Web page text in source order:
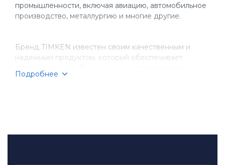
промышленности, включая авиацию, автомобильное
производство, металлургию и многие другие.
Бренд TIMKEN известен своим качественным и
надежным продуктом, который обеспечивает
оборудования. Компания имеет более чем
Подробнее